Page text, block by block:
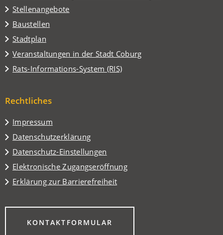
Stellenangebote
Baustellen
Stadtplan
(Öffnet
in
einem
neuen
Veranstaltungen in der Stadt Coburg
(Öffnet
in
einem
Tab)
Rats-Informations-System (RIS)
(Öffnet
neuen
Rechtliches
Impressum
Datenschutzerklärung
Datenschutz-Einstellungen
Elektronische Zugangseröffnung
Erklärung zur Barrierefreiheit
KONTAKTFORMULAR
(ÖFFNET